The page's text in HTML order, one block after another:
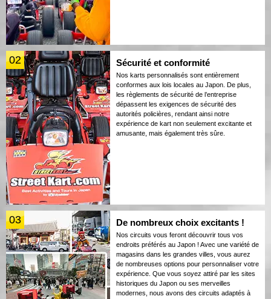
02 Sécurité et conformité
Nos karts personnalisés sont entièrement
conformes aux lois locales au Japon. De plus,
les règlements de sécurité de l’entreprise
dépassent les exigences de sécurité des
autorités policières, rendant ainsi notre
expérience de kart non seulement excitante et
amusante, mais également très sûre.
03 De nombreux choix excitants !
Nos circuits vous feront découvrir tous vos
endroits préférés au Japon ! Avec une variété de
magasins dans les grandes villes, vous aurez
de nombreuses options pour personnaliser votre
expérience. Que vous soyez attiré par les sites
historiques du Japon ou ses merveilles
modernes, nous avons des circuits adaptés à